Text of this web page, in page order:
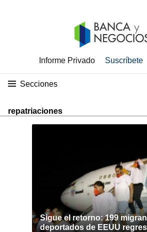
Informe Privado Suscríbete
Secciones
repatriaciones
Sigue el retorno: 199
deportados de EEUU